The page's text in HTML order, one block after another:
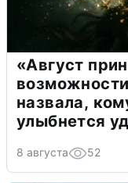
«Август
назвала,
улыбнется
8 августа 52